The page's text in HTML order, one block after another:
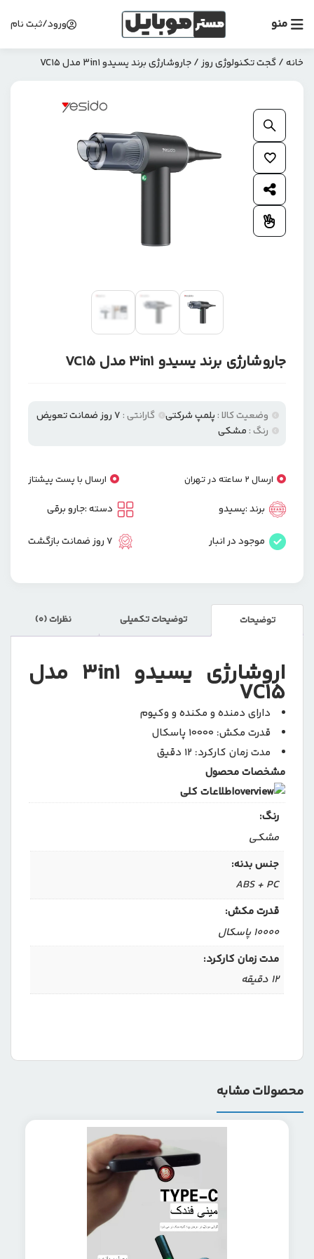
منو ورود/ثبت نام
خانه/گجت تکنولوژی روز/ جاروشارژی برند یسیدو 3in1 مدل VC15
جاروشارژی برند یسیدو 3in1 مدل VC15
وضعیت کالا : پلمپ شرکتی گارانتی : 7 روز ضمانت تعویض
رنگ : مشکی
ارسال 2 ساعته در تهران ارسال با پست پیشتاز
برند :یسیدو
موجود در انبار
دسته :جارو برقی
7 روز ضمانت بازگشت
افزودن به علاقمندی ها
توضیحات توضیحات تکمیلی نظرات (0)
اروشارژی یسیدو 3in1 مدل
VC15
دارای دمنده و مکنده و وکیوم
قدرت مکش: 10000 پاسکال
مدت زمان کارکرد: 12 دقیق
مشخصات محصول
اطلاعات کلی
رنگ:
مشکی
جنس بدنه:
ABS + PC
قدرت مکش:
10000 پاسکال
مدت زمان کارکرد:
12 دقیقه
محصولات مشابه